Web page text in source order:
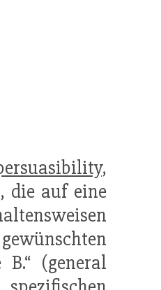
,
die auf eine
gewünschten
(general